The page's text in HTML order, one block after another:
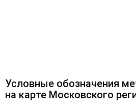
Условные обозначения
на карте Московского